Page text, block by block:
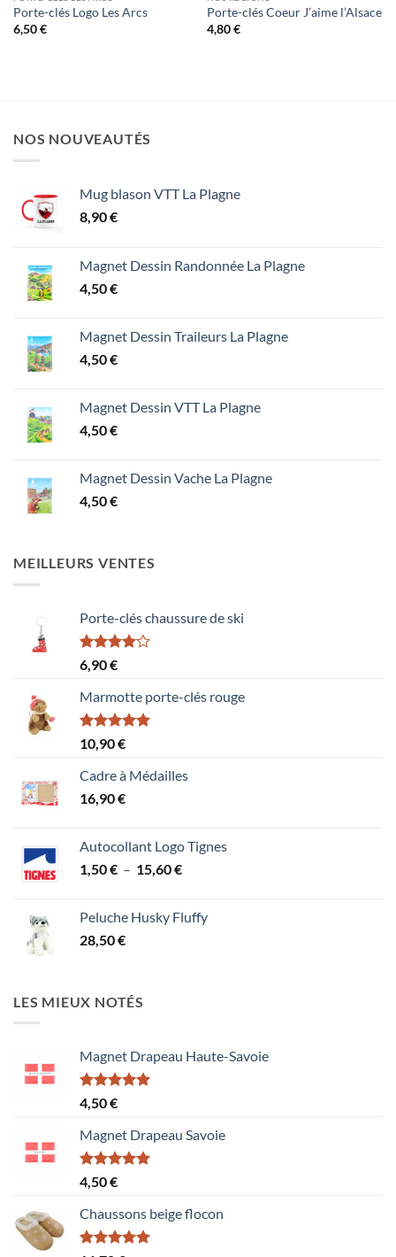
Porte-clés Logo Les Arcs
6,50€
Porte-clés Coeur J’aime l’Alsace
4,80€
NOS NOUVEAUTÉS
Mug blason VTT La Plagne
8,90€
Magnet Dessin Randonnée La Plagne
4,50€
Magnet Dessin Traileurs La Plagne
4,50€
Magnet Dessin VTT La Plagne
4,50€
Magnet Dessin Vache La Plagne
4,50€
MEILLEURS VENTES
Porte-clés chaussure de ski
Note
4.00
5
6,90€
Marmotte porte-clés rouge
Note5.00
sur 5
10,90€
Cadre à Médailles
16,90€
Autocollant Logo Tignes
1,50€ – 15,60€Plage
1,50 €
Peluche Husky Fluffy
28,50€
LES MIEUX NOTÉS
Magnet Drapeau Haute-Savoie
Note5.00
sur 5
4,50€
Magnet Drapeau Savoie
Note5.00
sur 5
4,50€
Chaussons beige flocon